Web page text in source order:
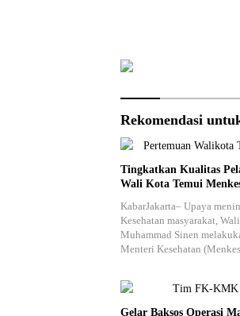
Rekomendasi
Tingkatkan Kualitas
Wali Kota Temui
KabarJakarta– Upaya
Kesehatan masyarakat,
Muhammad Sinen
Menteri Kesehatan
Gelar Baksos Operasi